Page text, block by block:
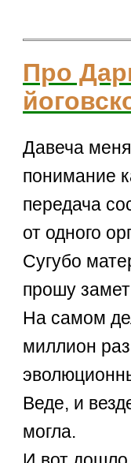
Про
Давеча
понимание
передача
от одного
Сугубо
прошу
На самом
миллион
Веде, и
могла.